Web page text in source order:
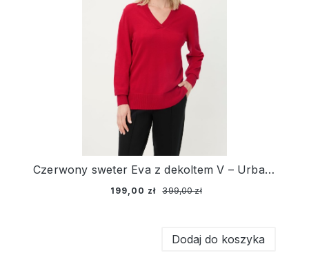
Czerwony sweter Eva z dekoltem V – Urban Wild
199,00 zł 399,00 zł
Dodaj do koszyka